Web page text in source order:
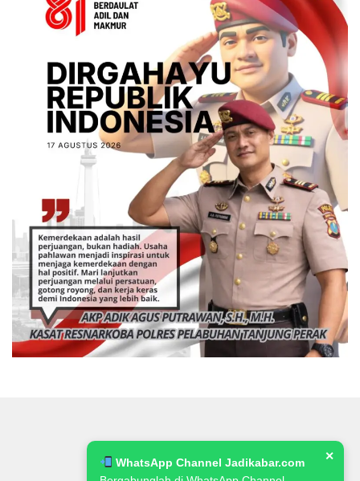
WhatsApp Channel Jadikabar.com
✕